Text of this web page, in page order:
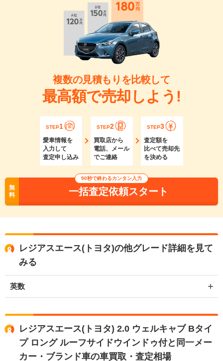
複数の見積もりを比較して
最高額で売却しよう!
STEP1
愛車情報を
入力して
査定申し込み
STEP2
買取店から
電話、メール
でご連絡
STEP3
査定額を
比べて売却先
を決める
無
料
90秒で終わるカンタン入力
一括査定依頼スタート
レジアスエース(トヨタ)の他グレード詳細を見て
みる
英数
レジアスエース(トヨタ) 2.0 ウェルキャブ Bタイ
プ ロング ルーフサイドウインドゥ付と同一メー
カー・ブランド車の車買取・査定相場